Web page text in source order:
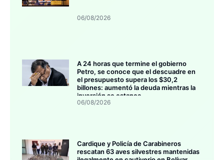
06/08/2026
A 24 horas que termine el gobierno
Petro, se conoce que el descuadre en
el presupuesto supera los $30,2
billones: aumentó la deuda mientras la
inversión se estanca
06/08/2026
Cardique y Policía de Carabineros
rescatan 63 aves silvestres mantenidas